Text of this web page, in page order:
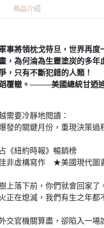
商品介紹
事將領枕戈待旦，世界再度
，為何淪為生靈塗炭的多年
，只有不斷犯錯的人類！
覆轍。────美國總統甘迺
要冷靜地閱讀：
的關鍵月份，重現決策過
紐約時報》暢銷榜
虛構寫作 ★美國現代圖
落下前，你們就會回家了
在熄滅，我們有生之年都
官機關算盡，卻陷入一場